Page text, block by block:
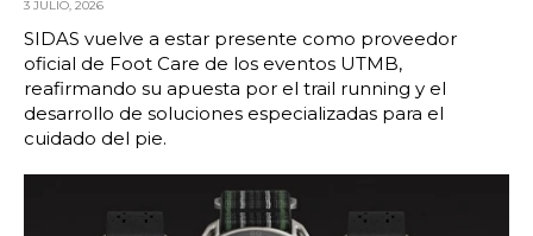
3 JULIO, 2026
SIDAS vuelve a estar presente como proveedor
oficial de Foot Care de los eventos UTMB,
reafirmando su apuesta por el trail running y el
desarrollo de soluciones especializadas para el
cuidado del pie.